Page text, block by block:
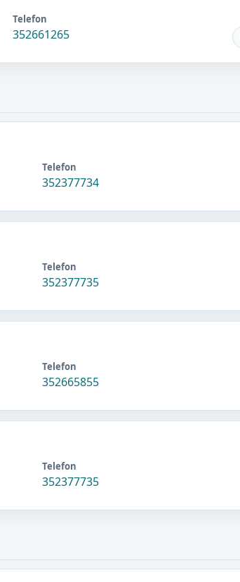
Telefon
352661265
Telefon
352377734
Telefon
352377735
Telefon
352665855
Telefon
352377735